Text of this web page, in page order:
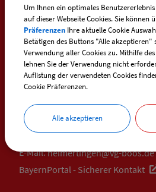
SO ERREICHEN SIE UNS
Gemeinde Heimertingen
Ulmer Straße 5
87751 Heimertingen
Telefon:+49 (0) 83 35 / 234
Telefax: +49 (0) 83 35 / 10 33
E-Mail:heimertingen@vg-boos.de
BayernPortal - Sicherer Kontakt
Um Ihnen ein optimales
auf dieser Webseite Cookies. Sie können
Präferenzen Ihre aktuelle Cookie
Betätigen des Buttons "Alle akzeptieren"
Verwendung aller Cookies zu. Mithilfe
lehnen Sie der Verwendung nicht
Auflistung der verwendeten Cookies
Cookie Präferenzen.
Alle akzeptieren